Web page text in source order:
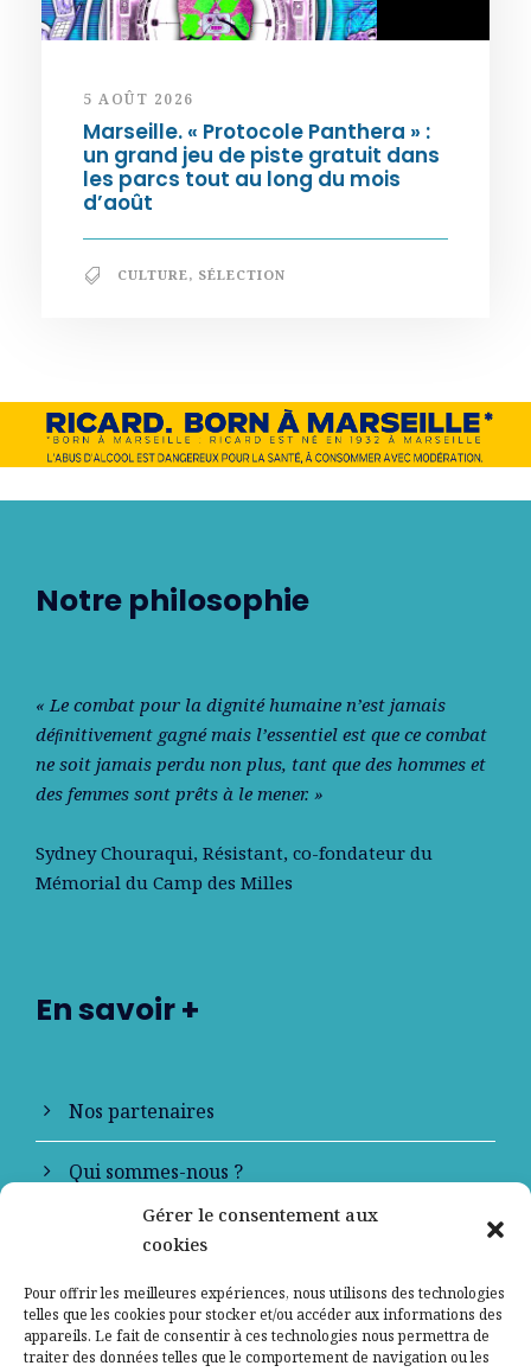
Gérer le consentement aux
cookies
Pour offrir les meilleures expériences, nous utilisons des technologies
telles que les cookies pour stocker et/ou accéder aux informations des
appareils. Le fait de consentir à ces technologies nous permettra de
traiter des données telles que le comportement de navigation ou les
5 AOÛT 2026
Marseille. « Protocole Panthera » :
un grand jeu de piste gratuit dans
les parcs tout au long du mois
d’août
CULTURE, SÉLECTION
Notre philosophie
« Le combat pour la dignité humaine n’est jamais
déﬁnitivement gagné mais l’essentiel est que ce combat
ne soit jamais perdu non plus, tant que des hommes et
des femmes sont prêts à le mener. »
Sydney Chouraqui, Résistant, co-fondateur du
Mémorial du Camp des Milles
En savoir +
Nos partenaires
Qui sommes-nous ?
Contactez-nous
Mentions légales
Politique de confidentialité